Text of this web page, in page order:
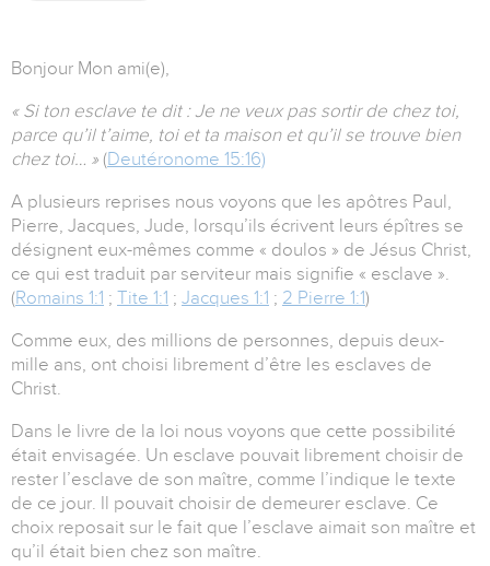
Bonjour Mon ami(e),
« Si ton esclave te dit : Je ne veux pas sortir de chez toi,
parce qu’il t’aime, toi et ta maison et qu’il se trouve bien
chez toi… » (Deutéronome 15:16)
A plusieurs reprises nous voyons que les apôtres Paul,
Pierre, Jacques, Jude, lorsqu’ils écrivent leurs épîtres se
désignent eux-mêmes comme « doulos » de Jésus Christ,
ce qui est traduit par serviteur mais signifie « esclave ».
(Romains 1:1 ; Tite 1:1 ; Jacques 1:1 ; 2 Pierre 1:1)
Comme eux, des millions de personnes, depuis deux-
mille ans, ont choisi librement d’être les esclaves de
Christ.
Dans le livre de la loi nous voyons que cette possibilité
était envisagée. Un esclave pouvait librement choisir de
rester l’esclave de son maître, comme l’indique le texte
de ce jour. Il pouvait choisir de demeurer esclave. Ce
choix reposait sur le fait que l’esclave aimait son maître et
qu’il était bien chez son maître.